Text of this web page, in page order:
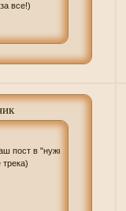
все!)
пост в "нужных"[/b]
трека)